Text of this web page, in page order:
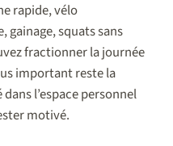
rapide, vélo
gainage, squats sans
fractionner la journée
important reste la
l’espace personnel
motivé.